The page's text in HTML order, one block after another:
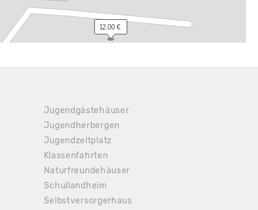
12.00 €
Jugendgästehäuser
Jugendherbergen
Jugendzeltplatz
Klassenfahrten
Naturfreundehäuser
Schullandheim
Selbstversorgerhaus